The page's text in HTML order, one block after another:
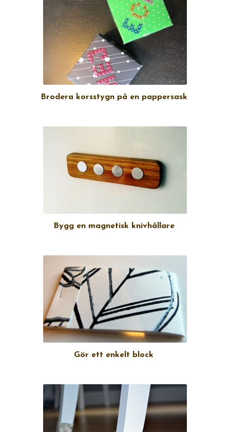
Brodera korsstygn på en pappersask
Bygg en magnetisk knivhållare
Gör ett enkelt block